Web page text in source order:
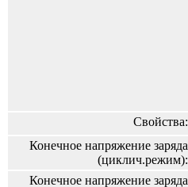
Свойства:
Конечное напряжение заряда
(циклич.режим):
Конечное напряжение заряда